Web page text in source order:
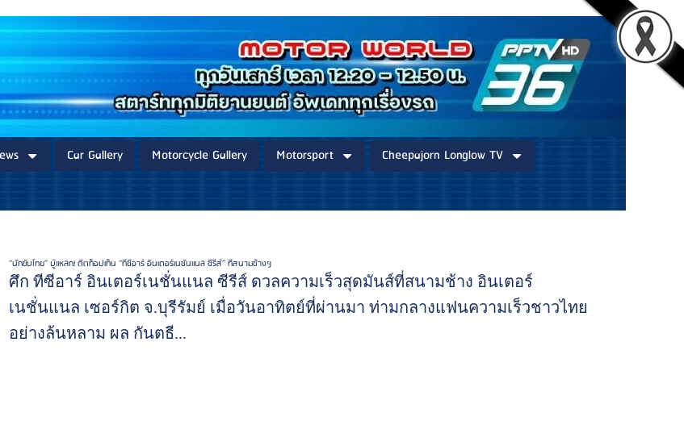
Car Gallery Motorcycle Gallery Motorsport
Cheepajorn Longlow TV
“นักขับไทย” บู๊แหลก! ติดท็อปเท็น “ทีซีอาร์ อินเตอร์เนชั่นแนล ซีรีส์” ที่สนามช้างฯ
ศึก ทีซีอาร์ อินเตอร์เนชั่นแนล ซีรีส์ ดวลความเร็วสุดมันส์ที่สนามช้าง อินเตอร์
เนชั่นแนล เซอร์กิต จ.บุรีรัมย์ เมื่อวันอาทิตย์ที่ผ่านมา ท่ามกลางแฟนความเร็วชาวไทย
อย่างล้นหลาม ผล กันตธี...